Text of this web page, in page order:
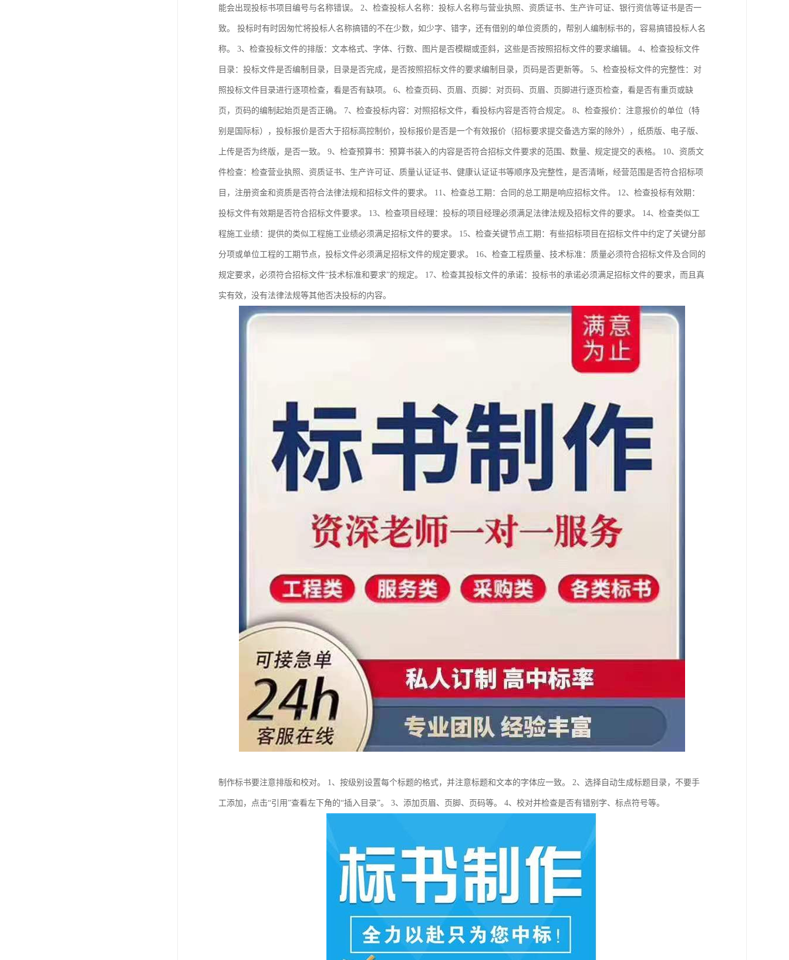
能会出现投标书项目编号与名称错误。 2、检查投标人名称：投标人名称与营业执照、资质证书、生产许可证、银行资信等证书是否一
致。 投标时有时因匆忙将投标人名称搞错的不在少数，如少字、错字，还有借别的单位资质的，帮别人编制标书的，容易搞错投标人名
称。 3、检查投标文件的排版：文本格式、字体、行数、图片是否模糊或歪斜，这些是否按照招标文件的要求编辑。 4、检查投标文件
目录：投标文件是否编制目录，目录是否完成，是否按照招标文件的要求编制目录，页码是否更新等。 5、检查投标文件的完整性：对
照投标文件目录进行逐项检查，看是否有缺项。 6、检查页码、页眉、页脚：对页码、页眉、页脚进行逐页检查，看是否有重页或缺
页，页码的编制起始页是否正确。 7、检查投标内容：对照招标文件，看投标内容是否符合规定。 8、检查报价：注意报价的单位（特
别是国际标），投标报价是否大于招标高控制价，投标报价是否是一个有效报价（招标要求提交备选方案的除外），纸质版、电子版、
上传是否为终版，是否一致。 9、检查预算书：预算书装入的内容是否符合招标文件要求的范围、数量、规定提交的表格。 10、资质文
件检查：检查营业执照、资质证书、生产许可证、质量认证证书、健康认证证书等顺序及完整性，是否清晰，经营范围是否符合招标项
目，注册资金和资质是否符合法律法规和招标文件的要求。 11、检查总工期：合同的总工期是响应招标文件。 12、检查投标有效期：
投标文件有效期是否符合招标文件要求。 13、检查项目经理：投标的项目经理必须满足法律法规及招标文件的要求。 14、检查类似工
程施工业绩：提供的类似工程施工业绩必须满足招标文件的要求。 15、检查关键节点工期：有些招标项目在招标文件中约定了关键分部
分项或单位工程的工期节点，投标文件必须满足招标文件的规定要求。 16、检查工程质量、技术标准：质量必须符合招标文件及合同的
规定要求，必须符合招标文件“技术标准和要求”的规定。 17、检查其投标文件的承诺：投标书的承诺必须满足招标文件的要求，而且真
实有效，没有法律法规等其他否决投标的内容。
制作标书要注意排版和校对。 1、按级别设置每个标题的格式，并注意标题和文本的字体应一致。 2、选择自动生成标题目录，不要手
工添加，点击“引用”查看左下角的“插入目录”。 3、添加页眉、页脚、页码等。 4、校对并检查是否有错别字、标点符号等。